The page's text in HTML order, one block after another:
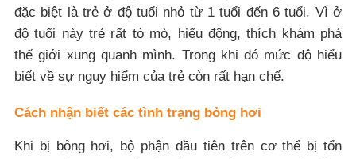
đặc biệt là trẻ ở độ tuổi nhỏ từ 1 tuổi đến 6 tuổi. Vì ở
độ tuổi này trẻ rất tò mò, hiếu động, thích khám phá
thế giới xung quanh mình. Trong khi đó mức độ hiểu
biết về sự nguy hiểm của trẻ còn rất hạn chế.
Cách nhận biết các tình trạng bỏng hơi
Khi bị bỏng hơi, bộ phận đầu tiên trên cơ thể bị tổn